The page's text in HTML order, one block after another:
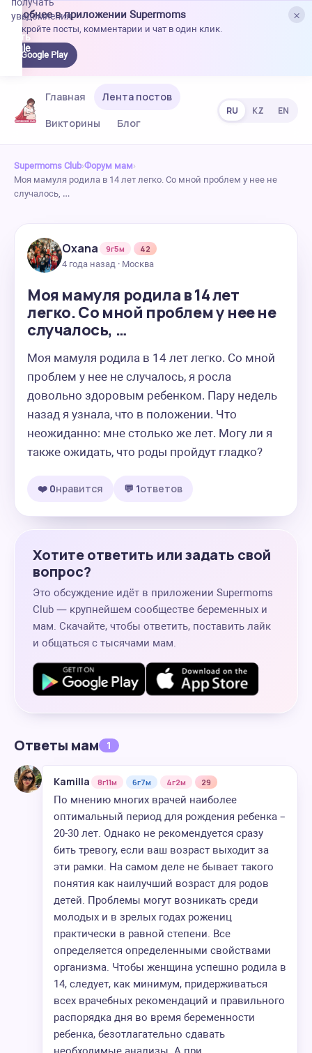
×
Удобнее в приложении Supermoms
Откройте посты, комментарии и чат в один клик.
Google Play
уведомления.
Главная
Лента постов
Викторины
Блог
RU KZ EN
Supermoms Club›Форум мам›
Моя мамуля родила в 14 лет легко. Со мной проблем у нее не
случалось, …
Oxana 9г5м
42
4 года назад · Москва
Моя мамуля родила в 14 лет
легко. Со мной проблем у нее не
случалось, …
Моя мамуля родила в 14 лет легко. Со мной
проблем у нее не случалось, я росла
довольно здоровым ребенком. Пару недель
назад я узнала, что в положении. Что
неожиданно: мне столько же лет. Могу ли я
также ожидать, что роды пройдут гладко?
❤️ 0нравится 💬 1ответов
Хотите ответить или задать свой
вопрос?
Это обсуждение идёт в приложении Supermoms
Club — крупнейшем сообществе беременных и
мам. Скачайте, чтобы ответить, поставить лайк
и общаться с тысячами мам.
Ответы мам 1
Kamilla 8г11м 6г7м 4г2м 29
По мнению многих врачей наиболее
оптимальный период для рождения ребенка –
20-30 лет. Однако не рекомендуется сразу
бить тревогу, если ваш возраст выходит за
эти рамки. На самом деле не бывает такого
понятия как наилучший возраст для родов
детей. Проблемы могут возникать среди
молодых и в зрелых годах рожениц
практически в равной степени. Все
определяется определенными свойствами
организма. Чтобы женщина успешно родила в
14, следует, как минимум, придерживаться
всех врачебных рекомендаций и правильного
распорядка дня во время беременности
ребенка, безотлагательно сдавать